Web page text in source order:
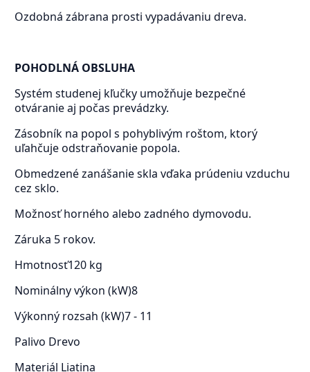
Ozdobná zábrana prosti vypadávaniu dreva.
POHODLNÁ OBSLUHA
Systém studenej kľučky umožňuje bezpečné
otváranie aj počas prevádzky.
Zásobník na popol s pohyblivým roštom, ktorý
uľahčuje odstraňovanie popola.
Obmedzené zanášanie skla vďaka prúdeniu vzduchu
cez sklo.
Možnosť horného alebo zadného dymovodu.
Záruka 5 rokov.
Hmotnosť120 kg
Nominálny výkon (kW)8
Výkonný rozsah (kW)7 - 11
Palivo Drevo
Materiál Liatina